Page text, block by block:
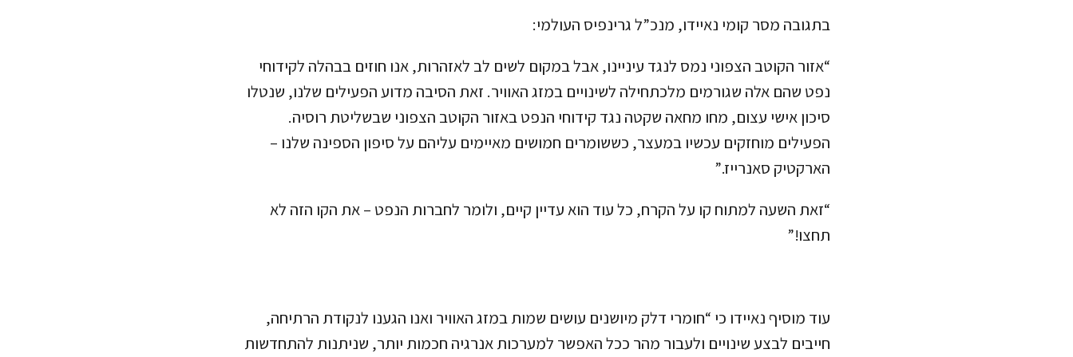
בתגובה מסר קומי נאיידו, מנכ”ל גרינפיס העולמי:
“אזור הקוטב הצפוני נמס לנגד עיניינו, אבל במקום לשים לב לאזהרות, אנו חוזים בבהלה לקידוחי
נפט שהם אלה שגורמים מלכתחילה לשינויים במזג האוויר. זאת הסיבה מדוע הפעילים שלנו, שנטלו
סיכון אישי עצום, מחו מחאה שקטה נגד קידוחי הנפט באזור הקוטב הצפוני שבשליטת רוסיה.
הפעילים מוחזקים עכשיו במעצר, כששומרים חמושים מאיימים עליהם על סיפון הספינה שלנו –
הארקטיק סאנרייז.”
“זאת השעה למתוח קו על הקרח, כל עוד הוא עדיין קיים, ולומר לחברות הנפט – את הקו הזה לא
תחצו!”
עוד מוסיף נאיידו כי “חומרי דלק מיושנים עושים שמות במזג האוויר ואנו הגענו לנקודת הרתיחה,
חייבים לבצע שינויים ולעבור מהר ככל האפשר למערכות אנרגיה חכמות יותר, שניתנות להתחדשות